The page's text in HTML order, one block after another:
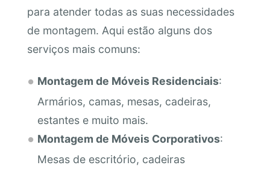
para atender todas as suas necessidades
de montagem. Aqui estão alguns dos
serviços mais comuns:
Montagem de Móveis Residenciais:
Armários, camas, mesas, cadeiras,
estantes e muito mais.
Montagem de Móveis Corporativos:
Mesas de escritório, cadeiras